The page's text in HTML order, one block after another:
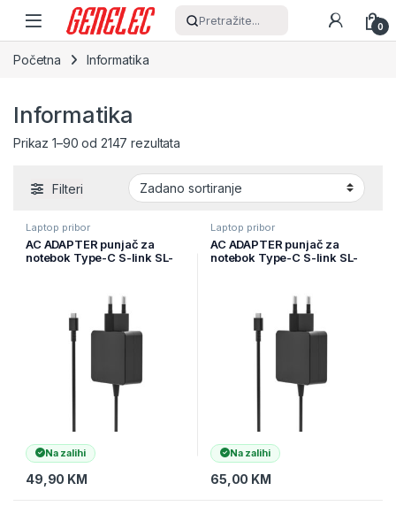
Skip to navigation
Skip to content
Pretražite... 0
Početna Informatika
Informatika
Prikaz 1–90 od 2147 rezultata
Filteri
Laptop pribor
AC ADAPTER punjač za
notebok Type-C S-link SL-
Na zalihi
49,90 KM
Laptop pribor
AC ADAPTER punjač za
notebok Type-C S-link SL-
Na zalihi
65,00 KM